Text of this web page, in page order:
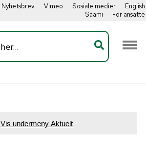
Nyhetsbrev Vimeo Sosiale medier
English
Saami
For ansatte
Vis undermeny Aktuelt